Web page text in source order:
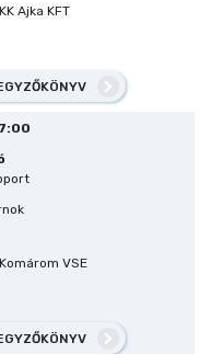
KK Ajka KFT
Komárom VSE